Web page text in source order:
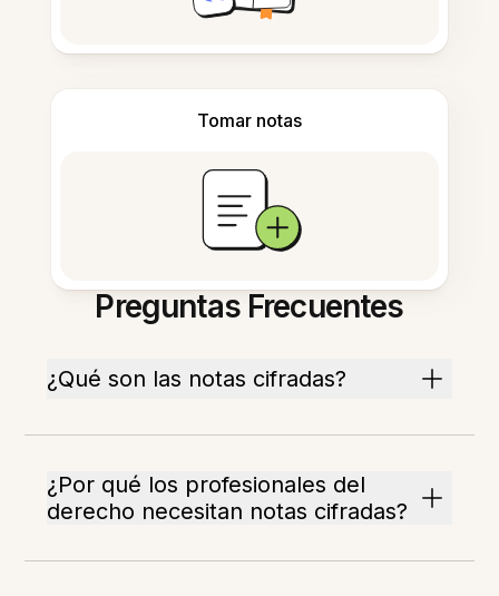
Tomar notas
Preguntas Frecuentes
¿Qué son las notas cifradas?
¿Por qué los profesionales del
derecho necesitan notas cifradas?